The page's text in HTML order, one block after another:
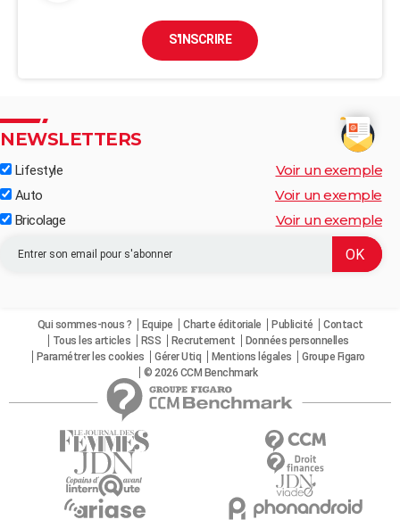
S'INSCRIRE
NEWSLETTERS
Lifestyle Voir un exemple
Auto Voir un exemple
Bricolage Voir un exemple
Qui sommes-nous ? Equipe Charte éditoriale Publicité
Contact
Tous les articles
RSS Recrutement
Données personnelles
Paramétrer les cookies
Gérer Utiq Mentions légales
Groupe Figaro
© 2026 CCM Benchmark